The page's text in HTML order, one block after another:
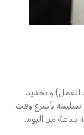
العمل) و تحديد
تسليمه بأسرع وقت
ساعة من اليوم.